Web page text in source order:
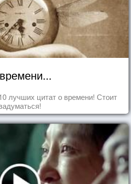
лучших цитат о времени! Стоит